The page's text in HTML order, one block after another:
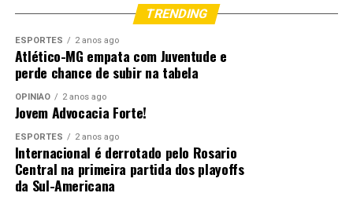
TRENDING
ESPORTES 2 anos ago
Atlético-MG empata com Juventude e
perde chance de subir na tabela
OPINIÃO 2 anos ago
Jovem Advocacia Forte!
ESPORTES 2 anos ago
Internacional é derrotado pelo Rosario
Central na primeira partida dos playoffs
da Sul-Americana